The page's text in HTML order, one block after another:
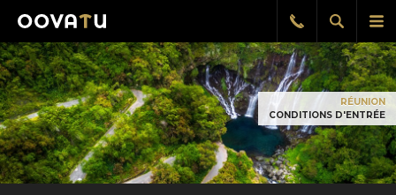
le
Afficher
la
Rappel
gratuit
RÉUNION
CONDITIONS D'ENTRÉE